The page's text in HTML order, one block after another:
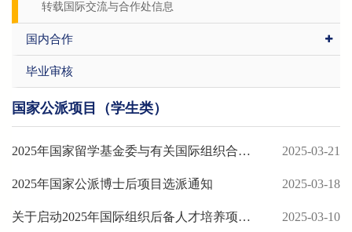
转载国际交流与合作处信息
国内合作
毕业审核
国家公派项目（学生类）
2025年国家留学基金委与有关国际组织合作项目遴选工作启动 2025-03-21
2025年国家公派博士后项目选派通知 2025-03-18
关于启动2025年国际组织后备人才培养项目人员选派工作的通知 2025-03-10